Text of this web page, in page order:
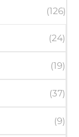
(126)
(24)
(19)
(37)
(9)